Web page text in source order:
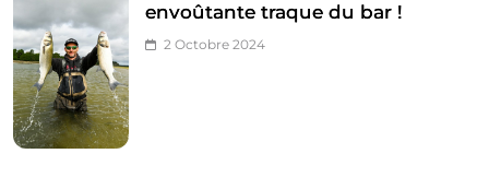
envoûtante traque du bar !
2 Octobre 2024